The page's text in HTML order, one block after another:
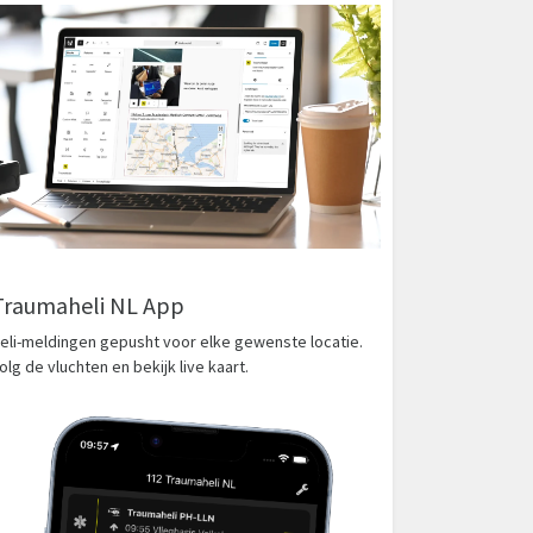
NL App
meldingen gepusht voor elke gewenste locatie.
de vluchten en bekijk live kaart.